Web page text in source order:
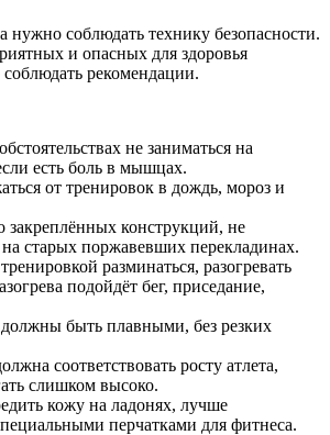
соблюдать технику безопасности.
и опасных для здоровья
рекомендации.
не заниматься на
есть боль в мышцах.
от тренировок в дождь, мороз и
закреплённых конструкций, не
на старых поржавевших перекладинах.
разминаться, разогревать
подойдёт бег, приседание,
быть плавными, без резких
соответствовать росту атлета,
слишком высоко.
кожу на ладонях, лучше
перчатками для фитнеса.